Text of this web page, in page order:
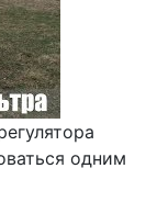
одним